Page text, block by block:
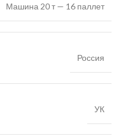
Машина 20 т — 16 паллет
Россия
УК